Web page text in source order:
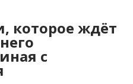
которое ждёт
с